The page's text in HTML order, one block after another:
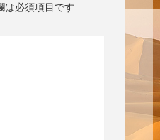
は必須項目です